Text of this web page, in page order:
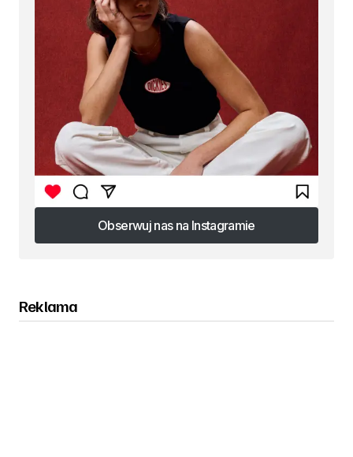
Obserwuj nas na Instagramie
Obserwuj nas na Instagramie
Reklama